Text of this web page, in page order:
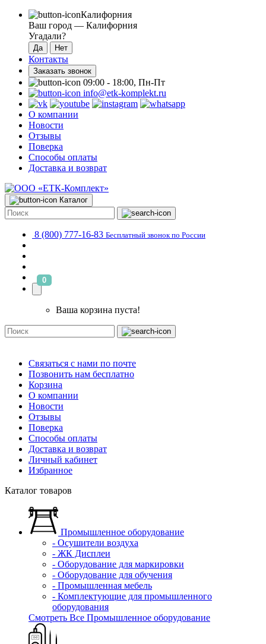
Калифорния
Ваш город — Калифорния
Угадали?
Контакты
Заказать звонок
09:00 - 18:00, Пн-Пт
info@etk-komplekt.ru
О компании
Новости
Отзывы
Поверка
Способы оплаты
Доставка и возврат
Каталог
8 (800) 777-16-83 Бесплатный звонок по России
0
Ваша корзина пуста!
Связаться с нами по почте
Позвонить нам бесплатно
Корзина
О компании
Новости
Отзывы
Поверка
Способы оплаты
Доставка и возврат
Личный кабинет
Избранное
Каталог товаров
Промышленное оборудование
- Осушители воздуха
- ЖК Дисплеи
- Оборудование для маркировки
- Оборудование для обучения
- Промышленная мебель
- Комплектующие для промышленного
оборудования
Смотреть Все Промышленное оборудование